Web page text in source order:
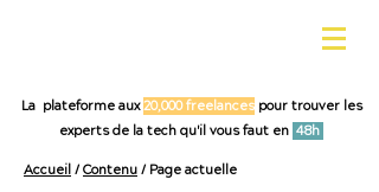
La plateforme aux20,000 freelancespour trouver les
experts de la tech qu'il vous faut en 48h
Accueil / Contenu / Page actuelle